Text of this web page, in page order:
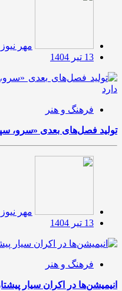
مهر نیوز
13 تیر 1404
فرهنگ و هنر
تولید فصل‌های بعدی «سرو،
مهر نیوز
13 تیر 1404
فرهنگ و هنر
انیمیشن‌ها در اکران سیار